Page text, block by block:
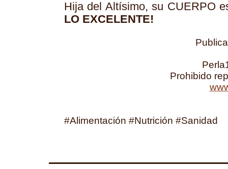
Hija del Altísimo, su CUERPO
LO EXCELENTE!
Prohibido
#Alimentación #Nutrición #Sanidad